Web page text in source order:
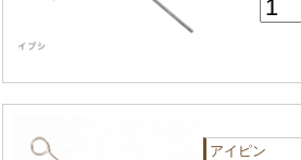
アイピン